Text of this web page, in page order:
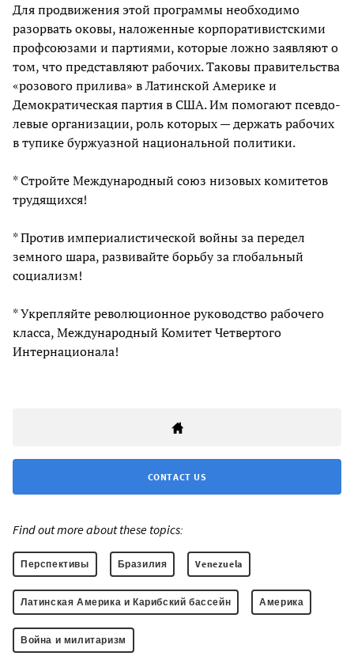
Для продвижения этой программы необходимо
разорвать оковы, наложенные корпоративистскими
профсоюзами и партиями, которые ложно заявляют о
том, что представляют рабочих. Таковы правительства
«розового прилива» в Латинской Америке и
Демократическая партия в США. Им помогают псевдо-
левые организации, роль которых — держать рабочих
в тупике буржуазной национальной политики.
* Стройте Международный союз низовых комитетов
трудящихся!
* Против империалистической войны за передел
земного шара, развивайте борьбу за глобальный
социализм!
* Укрепляйте революционное руководство рабочего
класса, Международный Комитет Четвертого
Интернационала!
CONTACT US
Find out more about these topics:
Перспективы Бразилия Venezuela
Латинская Америка и Карибский бассейн Америка
Война и милитаризм